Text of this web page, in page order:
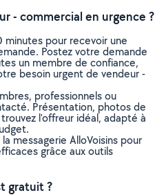
- commercial en urgence ?
minutes pour recevoir une
Postez votre demande
un membre de confiance,
besoin urgent de vendeur -
professionnels ou
Présentation, photos de
l'offreur idéal, adapté à
messagerie AlloVoisins pour
grâce aux outils
gratuit ?